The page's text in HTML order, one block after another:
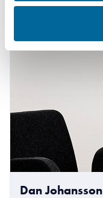
Dan Johansson